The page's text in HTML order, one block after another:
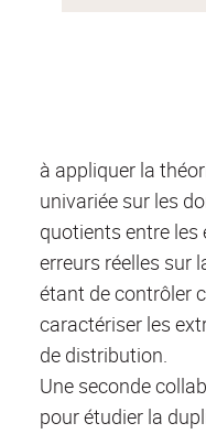
à appliquer la
univariée sur les
quotients entre les
erreurs réelles sur
étant de contrôler
caractériser les
de distribution.
Une seconde
pour étudier la